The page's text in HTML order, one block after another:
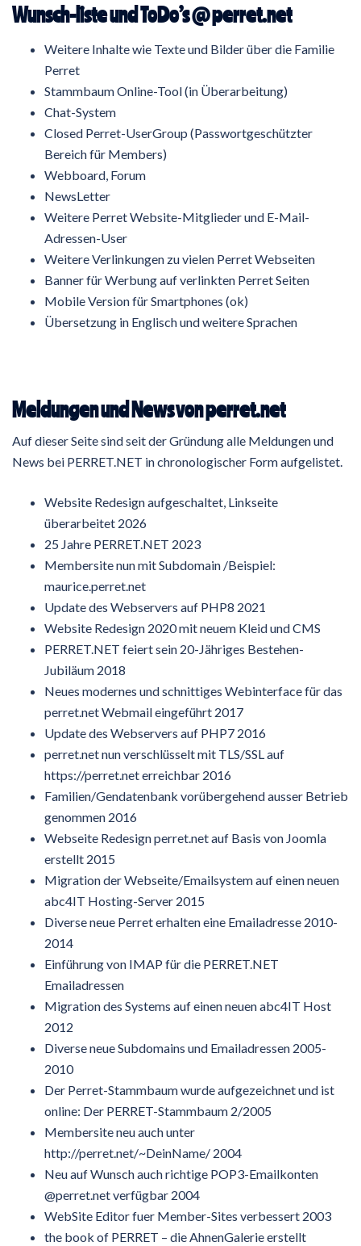
Wunsch-liste und ToDo’s @ perret.net
Weitere Inhalte wie Texte und Bilder über die Familie
Perret
Stammbaum Online-Tool (in Überarbeitung)
Chat-System
Closed Perret-UserGroup (Passwortgeschützter
Bereich für Members)
Webboard, Forum
NewsLetter
Weitere Perret Website-Mitglieder und E-Mail-
Adressen-User
Weitere Verlinkungen zu vielen Perret Webseiten
Banner für Werbung auf verlinkten Perret Seiten
Mobile Version für Smartphones (ok)
Übersetzung in Englisch und weitere Sprachen
Meldungen und News von perret.net
Auf dieser Seite sind seit der Gründung alle Meldungen und
News bei PERRET.NET in chronologischer Form aufgelistet.
Website Redesign aufgeschaltet, Linkseite
überarbeitet 2026
25 Jahre PERRET.NET 2023
Membersite nun mit Subdomain /Beispiel:
maurice.perret.net
Update des Webservers auf PHP8 2021
Website Redesign 2020 mit neuem Kleid und CMS
PERRET.NET feiert sein 20-Jähriges Bestehen-
Jubiläum 2018
Neues modernes und schnittiges Webinterface für das
perret.net Webmail eingeführt 2017
Update des Webservers auf PHP7 2016
perret.net nun verschlüsselt mit TLS/SSL auf
https://perret.net erreichbar 2016
Familien/Gendatenbank vorübergehend ausser Betrieb
genommen 2016
Webseite Redesign perret.net auf Basis von Joomla
erstellt 2015
Migration der Webseite/Emailsystem auf einen neuen
abc4IT Hosting-Server 2015
Diverse neue Perret erhalten eine Emailadresse 2010-
2014
Einführung von IMAP für die PERRET.NET
Emailadressen
Migration des Systems auf einen neuen abc4IT Host
2012
Diverse neue Subdomains und Emailadressen 2005-
2010
Der Perret-Stammbaum wurde aufgezeichnet und ist
online: Der PERRET-Stammbaum 2/2005
Membersite neu auch unter
http://perret.net/~DeinName/ 2004
Neu auf Wunsch auch richtige POP3-Emailkonten
@perret.net verfügbar 2004
WebSite Editor fuer Member-Sites verbessert 2003
the book of PERRET – die AhnenGalerie erstellt